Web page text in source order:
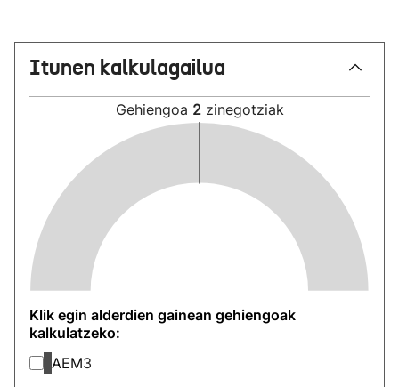
Itunen kalkulagailua
Gehiengoa 2 zinegotziak
Klik egin alderdien gainean gehiengoak
kalkulatzeko:
AEM3